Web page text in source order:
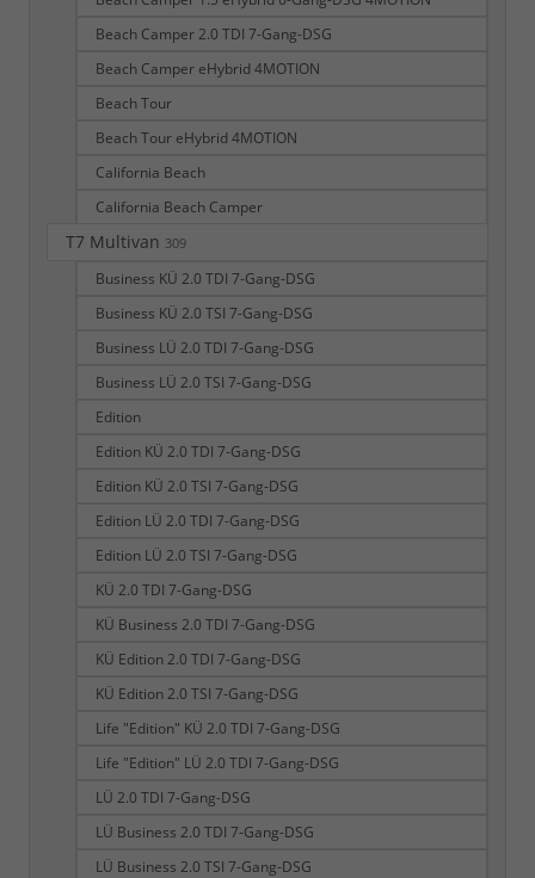
Beach Camper 2.0 TDI 7-Gang-DSG
Beach Camper eHybrid 4MOTION
Beach Tour
Beach Tour eHybrid 4MOTION
California Beach
California Beach Camper
T7 Multivan 309
Business KÜ 2.0 TDI 7-Gang-DSG
Business KÜ 2.0 TSI 7-Gang-DSG
Business LÜ 2.0 TDI 7-Gang-DSG
Business LÜ 2.0 TSI 7-Gang-DSG
Edition
Edition KÜ 2.0 TDI 7-Gang-DSG
Edition KÜ 2.0 TSI 7-Gang-DSG
Edition LÜ 2.0 TDI 7-Gang-DSG
Edition LÜ 2.0 TSI 7-Gang-DSG
KÜ 2.0 TDI 7-Gang-DSG
KÜ Business 2.0 TDI 7-Gang-DSG
KÜ Edition 2.0 TDI 7-Gang-DSG
KÜ Edition 2.0 TSI 7-Gang-DSG
Life "Edition" KÜ 2.0 TDI 7-Gang-DSG
Life "Edition" LÜ 2.0 TDI 7-Gang-DSG
LÜ 2.0 TDI 7-Gang-DSG
LÜ Business 2.0 TDI 7-Gang-DSG
LÜ Business 2.0 TSI 7-Gang-DSG